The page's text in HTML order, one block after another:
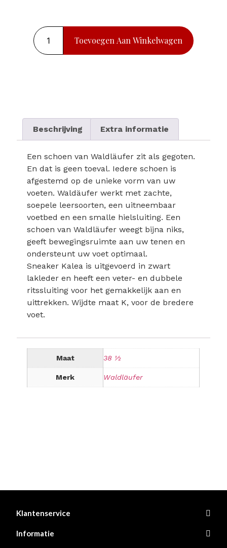
Toevoegen Aan Winkelwagen
Beschrijving Extra informatie
Een schoen van Waldläufer zit als gegoten.
En dat is geen toeval. Iedere schoen is
afgestemd op de unieke vorm van uw
voeten. Waldäufer werkt met zachte,
soepele leersoorten, een uitneembaar
voetbed en een smalle hielsluiting. Een
schoen van Waldläufer weegt bijna niks,
geeft bewegingsruimte aan uw tenen en
ondersteunt uw voet optimaal.
Sneaker Kalea is uitgevoerd in zwart
lakleder en heeft een veter- en dubbele
ritssluiting voor het gemakkelijk aan en
uittrekken. Wijdte maat K, voor de bredere
voet.
Maat 38 ½
Merk Waldläufer
Klantenservice
Informatie